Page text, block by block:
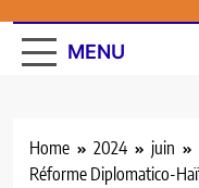
MENU
Home 2024 juin
Réforme Diplomatico-